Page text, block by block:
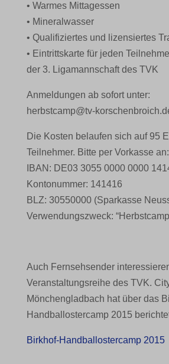
• Warmes Mittagessen
• Mineralwasser
• Qualifiziertes und lizensiertes
• Eintrittskarte für jeden
der 3. Ligamannschaft des TVK
Anmeldungen ab sofort unter:
herbstcamp@tv-
Die Kosten belaufen sich auf 95
Teilnehmer. Bitte per Vorkasse an:
IBAN: DE03 3055 0000 0000
Kontonummer: 141416
BLZ: 30550000 (Sparkasse
Verwendungszweck:
Auch Fernsehsender
Veranstaltungsreihe des TVK.
Mönchengladbach hat über das
Handballostercamp 2015
Birkhof-Handballostercamp 2015